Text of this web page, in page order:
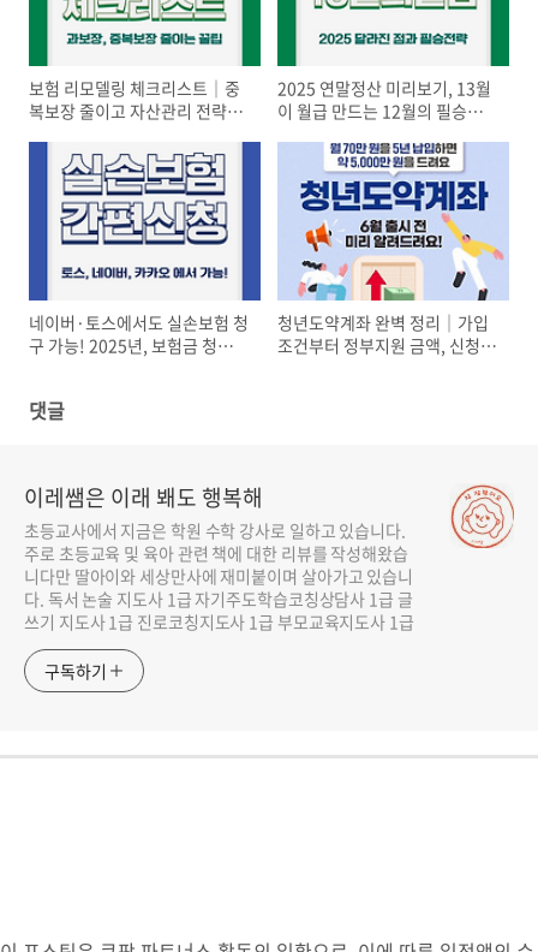
보험 리모델링 체크리스트｜중
복보장 줄이고 자산관리 전략까
2025 연말정산 미리보기, 13월
이 월급 만드는 12월의 필승전
네이버·토스에서도 실손보험 청
구 가능! 2025년, 보험금 청구가
청년도약계좌 완벽 정리｜가입
조건부터 정부지원 금액, 신청방
댓글
이레쌤은 이래 봬도 행복해
초등교사에서 지금은 학원 수학 강사로 일하고 있습니다.
주로 초등교육 및 육아 관련 책에 대한 리뷰를 작성해왔습
니다만 딸아이와 세상만사에 재미붙이며 살아가고 있습니
다. 독서 논술 지도사 1급 자기주도학습코칭상담사 1급 글
쓰기 지도사 1급 진로코칭지도사 1급 부모교육지도사 1급
구독하기